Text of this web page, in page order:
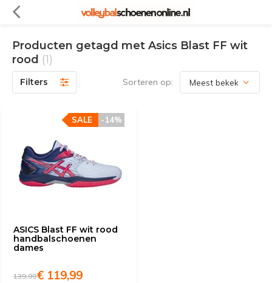
Producten getagd met Asics Blast FF wit
rood (1)
Filters Sorteren op:
ASICS Blast FF wit rood
handbalschoenen
dames
-14%
SALE
139,99€ 119,99